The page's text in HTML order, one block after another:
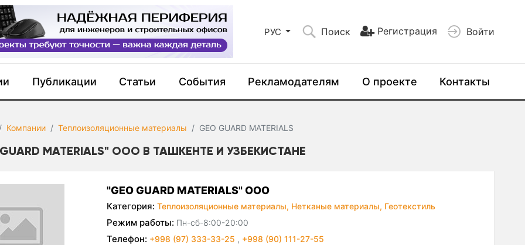
РУС Поиск Регистрация Войти
Публикации Статьи События Рекламодателям О проекте Контакты
Компании Теплоизоляционные материалы GEO GUARD MATERIALS
MATERIALS" ООО В ТАШКЕНТЕ И УЗБЕКИСТАНЕ
"GEO GUARD MATERIALS" ООО
Категория: Теплоизоляционные материалы, Нетканые материалы, Геотекстиль
Режим работы: Пн-сб-8:00-20:00
Телефон: +998 (97) 333-33-25 , +998 (90) 111-27-55